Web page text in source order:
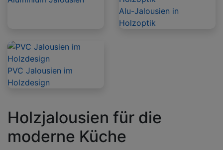
Alu-Jalousien in
Holzoptik
PVC Jalousien im
Holzdesign
Holzjalousien für die
moderne Küche